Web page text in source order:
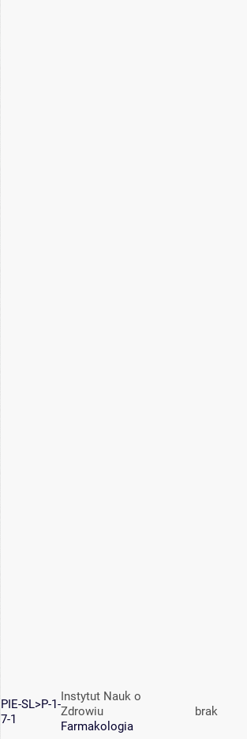
PIE-SL>P-1-
7-1
Instytut Nauk o
Zdrowiu
Farmakologia
brak